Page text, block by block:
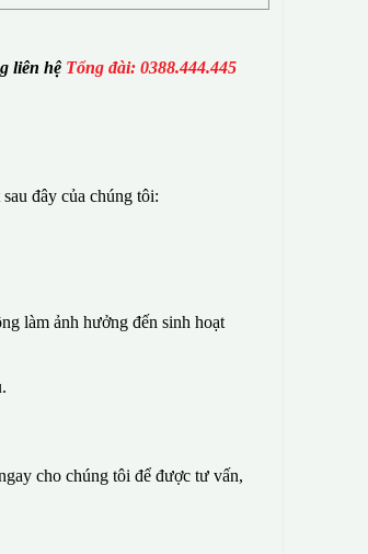
liên hệ Tổng đài: 0388.444.445
đây của chúng tôi:
làm ảnh hưởng đến sinh hoạt
cho chúng tôi để được tư vấn,